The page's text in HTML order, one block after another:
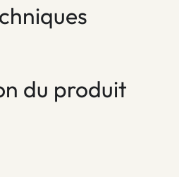
du produit